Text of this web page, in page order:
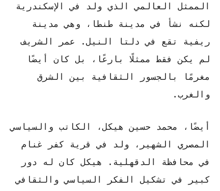
الممثل العالمي الذي ولد في الإسكندرية
لكنه نشأ في مدينة طنطا، وهي مدينة
ريفية تقع في دلتا النيل. عمر الشريف
لم يكن فقط ممثلًا بارعًا، بل كان أيضًا
مغرمًا بالجسور الثقافية بين الشرق
والغرب.
أيضًا، محمد حسين هيكل، الكاتب والسياسي
المصري الشهير، ولد في قرية كفر غنام
في محافظة الدقهلية. هيكل كان له دور
كبير في تشكيل الفكر السياسي والثقافي